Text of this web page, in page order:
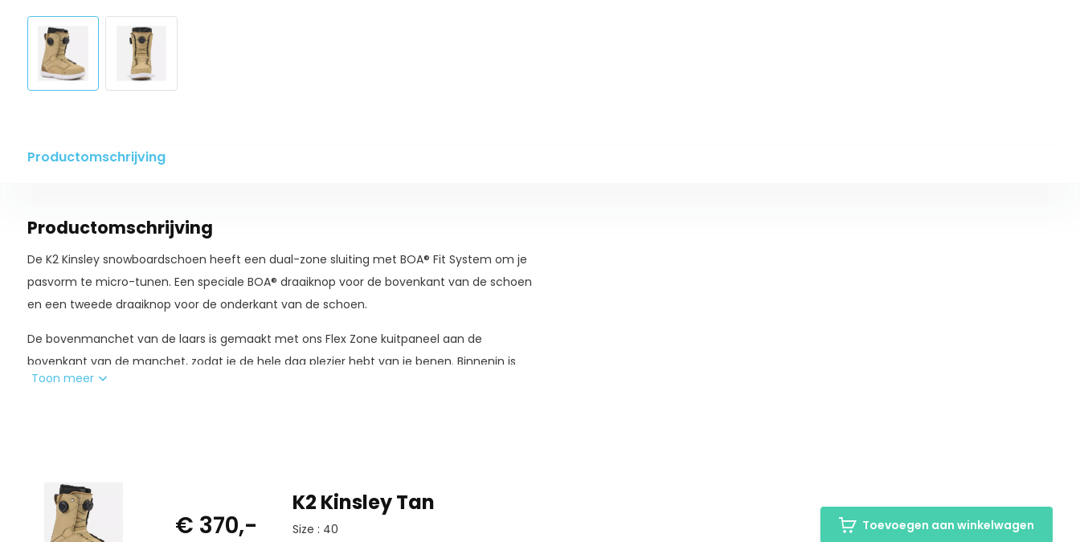
Productomschrijving
Productomschrijving
De K2 Kinsley snowboardschoen heeft een dual-zone sluiting met BOA® Fit System om je
pasvorm te micro-tunen. Een speciale BOA® draaiknop voor de bovenkant van de schoen
en een tweede draaiknop voor de onderkant van de schoen.
De bovenmanchet van de laars is gemaakt met ons Flex Zone kuitpaneel aan de
bovenkant van de manchet, zodat je de hele dag plezier hebt van je benen. Binnenin is
een ondersteunend driepunts harnas geïntegreerd in de shell, dat zich om een warm te
parkeerterreinen, bovenop een tussenzool met dubbele dichtheid. Deze tussenzool is
gemaakt van lichtgewicht EVA-materiaal en wordt aangevuld met ons Harshmellow™
dempingsmateriaal om je botten te dempen en vermoeidheid na lange dagen op de berg
Toon meer
€ 370,-
K2 Kinsley Tan
Size : 40
Toevoegen aan winkelwagen